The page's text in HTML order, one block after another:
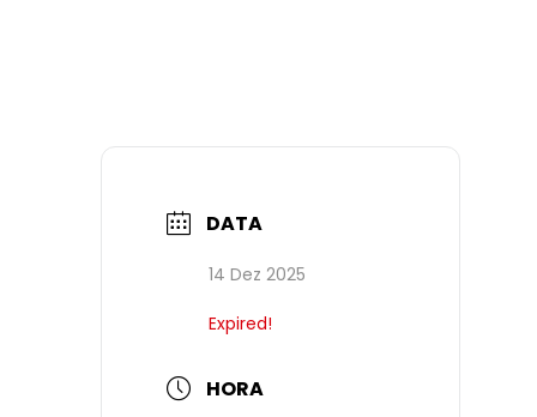
DATA
14 Dez 2025
Expired!
HORA